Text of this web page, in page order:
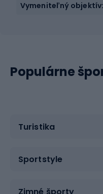
Vymeniteľný
Populárne
Turistika
Sportstyle
Zimné športy